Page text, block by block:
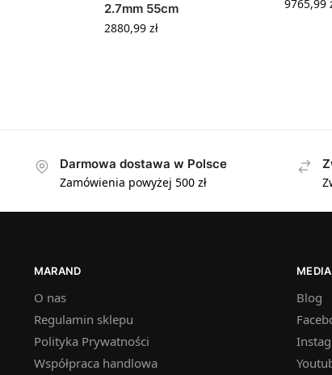
2.7mm 55cm
2880,99 zł
9765,99
Darmowa dostawa w Polsce
Zamówienia powyżej 500 zł
MARAND
O nas
Regulamin sklepu
Polityka Prywatności
Współpraca handlowa
MEDIA
Blog